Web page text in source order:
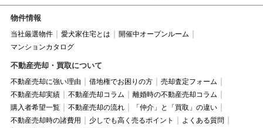
物件情報
当社厳選物件 愛犬家住宅とは
開催中オープンルーム
マンションカタログ
不動産売却・買取について
不動産売却に強い理由 借地権でお困りの方
売却査定フォーム
不動産売却実績
不動産売却コラム
離婚時の不動産売却コラム
購入者希望一覧
不動産売却の流れ
「仲介」と「買取」の違い
不動産売却時の諸費用
少しでも高く売るポイント
よくある質問